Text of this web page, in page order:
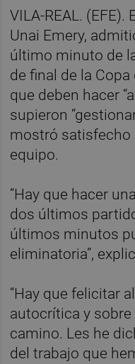
VILA-REAL.
Unai Emery,
último minuto de
de final de la Copa
que deben hacer
supieron
mostró satisfecho
equipo.
“Hay que hacer
dos últimos
últimos minutos
eliminatoria”,
“Hay que felicitar
autocrítica y
camino. Les he
del trabajo que